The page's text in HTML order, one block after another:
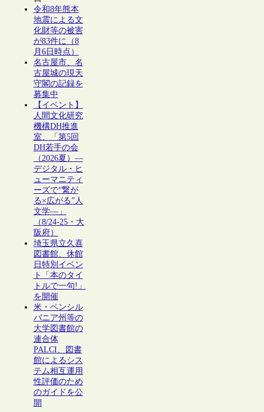
令和8年熊本
地震による文
化財等の被害
が83件に（8
月6日時点）
名古屋市、名
古屋城の現天
守閣の記録を
募集中
【イベント】
人間文化研究
機構DH推進
室、「第5回
DH若手の会
（2026夏）―
デジタル・ヒ
ューマニティ
ーズで“繋が
る×広がる”人
文学―」
（8/24-25・大
阪府）
埼玉県立久喜
図書館、休館
日特別イベン
ト「本のタイ
トルで一句!」
を開催
米・ペンシル
バニア州等の
大学図書館の
連合体
PALCI、図書
館によるシス
テム相互運用
性評価のため
のガイドを公
開